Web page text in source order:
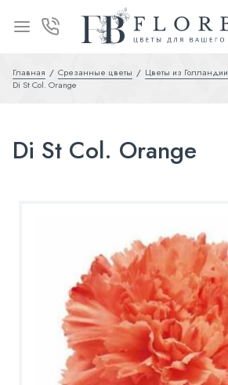
Главная Срезанные цветы Цветы из Голландии
Di St Col. Orange
Di St Col. Orange